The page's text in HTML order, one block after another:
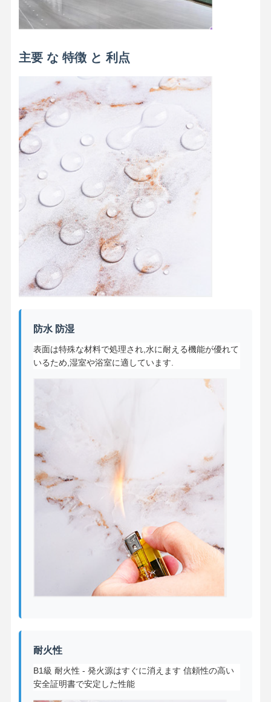
主要 な 特徴 と 利点
防水 防湿
表面は特殊な材料で処理され,水に耐える機能が優れて
いるため,湿室や浴室に適しています.
耐火性
B1級 耐火性 - 発火源はすぐに消えます 信頼性の高い
安全証明書で安定した性能